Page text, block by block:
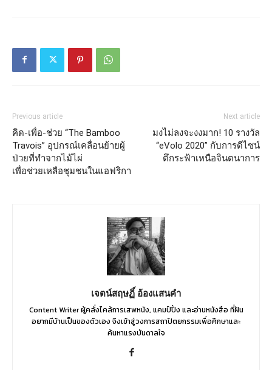
Previous article
คิด-เพื่อ-ช่วย “The Bamboo
Travois” อุปกรณ์เคลื่อนย้ายผู้
ป่วยที่ทำจากไม้ไผ่
เพื่อช่วยเหลือชุมชนในแอฟริกา
Next article
มงไม่ลงจะงงมาก! 10 รางวัล
“eVolo 2020” กับการดีไซน์
ตึกระฟ้าเหนือจินตนาการ
เจตน์สฤษฏิ์ อ้องแสนคำ
Content Writer ผู้คลั่งไคล้การเสพหนัง, แคมป์ปิ้ง และอ่านหนังสือ ที่ฝัน
อยากมีบ้านเป็นของตัวเอง จึงเข้าสู่วงการสถาปัตยกรรมเพื่อศึกษาและ
ค้นหาแรงบันดาลใจ